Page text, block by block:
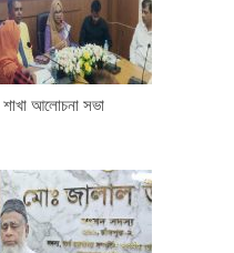
শাখা আলোচনা সভা